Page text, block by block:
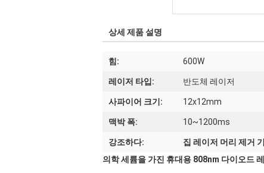
상세 제품 설명
힘: 600W
레이저 타입: 반도체 레이저
사파이어 크기: 12x12mm
맥박 폭: 10~1200ms
강조하다:
집 레이저 머리 제거
의학 세륨을 가진 휴대용 808nm 다이오드